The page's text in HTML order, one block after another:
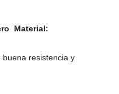
Material:
buena resistencia y